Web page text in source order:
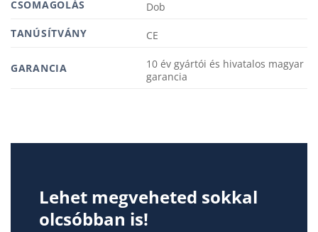
CSOMAGOLÁS
Dob
TANÚSÍTVÁNY
CE
GARANCIA
10 év gyártói és hivatalos magyar
garancia
Lehet megveheted sokkal
olcsóbban is!